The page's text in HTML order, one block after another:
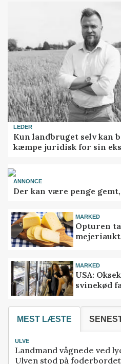
LEDER
Kun landbruget selv kan
kæmpe juridisk for sin
ANNONCE
Der kan være penge
MARKED
Opturen
MARKED
USA:
svinekød
MEST LÆSTE
ULVE
Landmand vågnede ved
Ulven stod på foderbordet